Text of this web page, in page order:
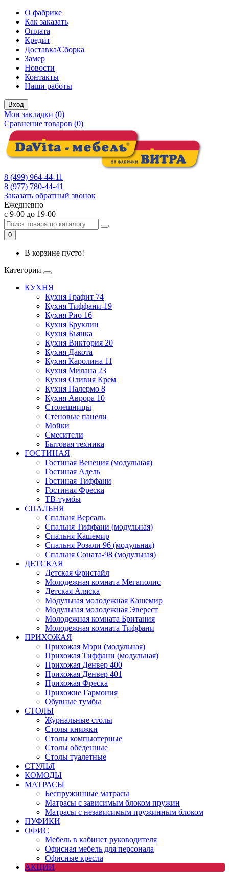
О фабрике
Как заказать
Оплата
Кредит
Доставка/Сборка
Замер
Новости
Контакты
Наши работы
Вход
Мои закладки (0)
Сравнение товаров (0)
8 (499) 964-44-11
8 (977) 780-44-41
Заказать обратный звонок
Ежедневно
с 9-00 до 19-00
0
В корзине пусто!
Категории
КУХНЯ
Кухня Графит 74
Кухня Тиффани-19
Кухня Рио 16
Кухня Бруклин
Кухня Бьянка
Кухня Виктория 20
Кухня Дакота
Кухня Каролина 11
Кухня Милана 23
Кухня Оливия Крем
Кухня Палермо 8
Кухня Аврора 10
Столешницы
Стеновые панели
Мойки
Смесители
Бытовая техника
ГОСТИНАЯ
Гостиная Венеция (модульная)
Гостиная Адель
Гостиная Тиффани
Гостиная Фреска
ТВ-тумбы
СПАЛЬНЯ
Спальня Версаль
Спальня Тиффани (модульная)
Спальня Кашемир
Спальня Розали 96 (модульная)
Спальня Соната-98 (модульная)
ДЕТСКАЯ
Детская Фристайл
Молодежная комната Мегаполис
Детская Аляска
Модульная молодежная Кашемир
Модульная молодежная Эверест
Молодежная комната Британия
Молодежная комната Тиффани
ПРИХОЖАЯ
Прихожая Мэри (модульная)
Прихожая Тиффани (модульная)
Прихожая Денвер 400
Прихожая Денвер 401
Прихожая Фреска
Прихожие Гармония
Обувные тумбы
СТОЛЫ
Журнальные столы
Столы книжки
Столы компьютерные
Столы обеденные
Столы туалетные
СТУЛЬЯ
КОМОДЫ
МАТРАСЫ
Беспружинные матрасы
Матрасы с зависимым блоком пружин
Матрасы с независимым пружинным блоком
ПУФИКИ
ОФИС
Мебель в кабинет руководителя
Офисная мебель для персонала
Офисные кресла
АКЦИИ